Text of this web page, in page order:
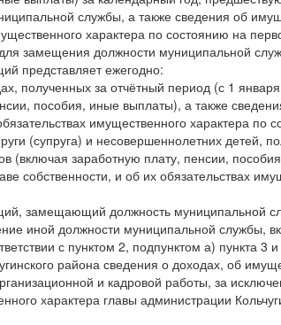
службы, а также сведения об
характера по состоянию на
замещения должности муниципальной
представляет ежегодно:
полученных за отчётный период (с 1
пособия, иные выплаты), а также
имущественного характера по
(супруга) и несовершеннолетних детей,
(включая заработную плату, пенсии,
собственности, и об их обязательствах
замещающий должность муниципальной
иной должности муниципальной службы,
с пунктом 2, подпунктом а) пункта
района сведения о доходах, об
и кадровой работы, за
характера главы администрации